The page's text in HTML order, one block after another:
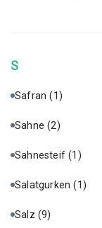
S
Safran(1)
Sahne(2)
Sahnesteif(1)
Salatgurken(1)
Salz (9)